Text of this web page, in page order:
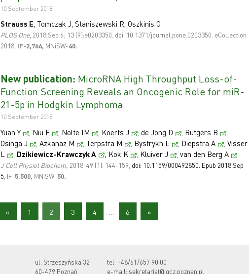
10 September 2018
Strauss E, Tomczak J, Staniszewski R, Oszkinis G
PLOS One, 2018,Sep 6; 13 (9):e0203350. doi: 10.1371/journal.pone.0203350. eCollection
2018, IF-2,766, MNiSW-40.
New publication: MicroRNA High Throughput Loss-of-
Function Screening Reveals an Oncogenic Role for miR-
21-5p in Hodgkin Lymphoma.
10 September 2018
Yuan Y , Niu F , Nolte IM , Koerts J , de Jong D , Rutgers B
,
Osinga J
, Azkanaz M , Terpstra M , Bystrykh L , Diepstra A , Visser
L
, Dzikiewicz-Krawczyk A , Kok K , Kluiver J , van den Berg A
J Cell Physiol Biochem, 2018, 49 (1): 144-159, doi: 10.1159/000492850. Epub 2018 Sep
5 , IF-5,500, MNiSW-50.
« 1 2 3 4 6 »
ul. Strzeszyńska 32
60-479 Poznań
tel. +48/61/657 90 00
e-mail: sekretariat@igcz.poznan.pl